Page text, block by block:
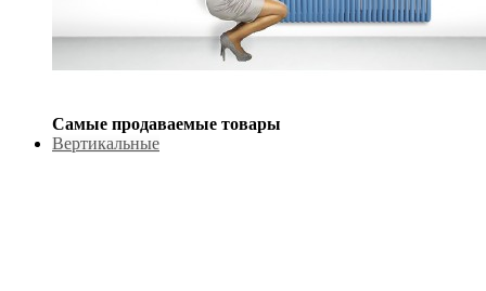
Самые продаваемые товары
Вертикальные